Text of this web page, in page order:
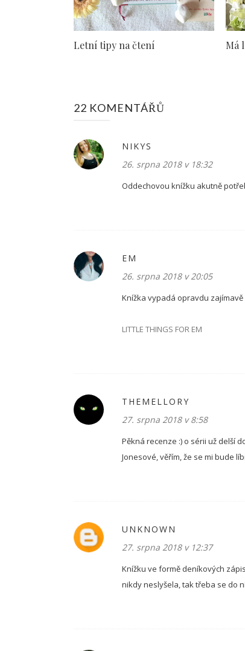
Letní tipy na čtení Má
22 KOMENTÁŘŮ
NIKYS
26. srpna 2018 v 18:32
Oddechovou knížku akutně
EM
26. srpna 2018 v 20:05
Knížka vypadá opravdu
LITTLE THINGS FOR EM
THEMELLORY
27. srpna 2018 v 8:58
Pěkná recenze :) o sérii už delší
Jonesové, věřím, že se mi bude
UNKNOWN
27. srpna 2018 v 12:37
Knížku ve formě deníkových
nikdy neslyšela, tak třeba se do